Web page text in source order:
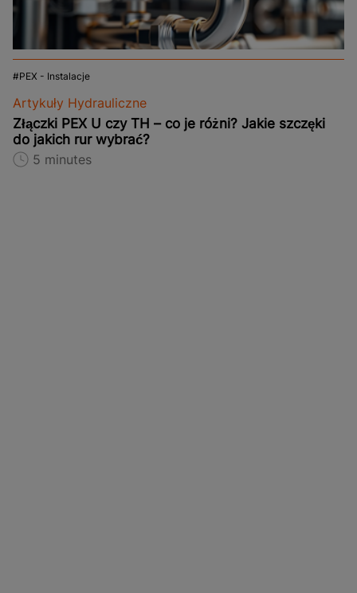
PEX - Instalacje
Artykuły Hydrauliczne
Złączki PEX U czy TH – co je różni? Jakie szczęki
do jakich rur wybrać?
5 minutes